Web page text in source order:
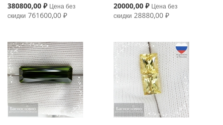
Special
380800,00 ₽ Цена без
скидки 761600,00 ₽
Special
20000,00 ₽ Цена без
скидки 28880,00 ₽